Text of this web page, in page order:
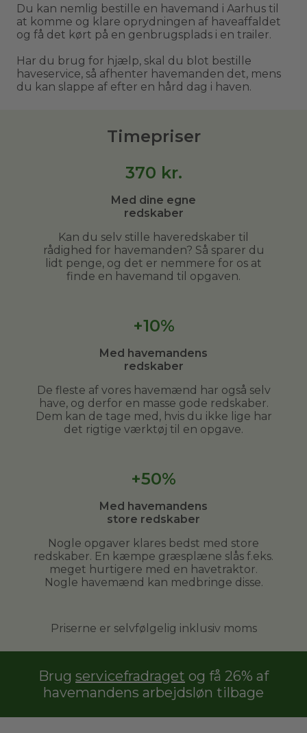
Du kan nemlig bestille en havemand i Aarhus til
at komme og klare oprydningen af haveaffaldet
og få det kørt på en genbrugsplads i en trailer.
Har du brug for hjælp, skal du blot bestille
haveservice, så afhenter havemanden det, mens
du kan slappe af efter en hård dag i haven.
Timepriser
370 kr.
Med dine egne
redskaber
Kan du selv stille haveredskaber til
rådighed for havemanden? Så sparer du
lidt penge, og det er nemmere for os at
finde en havemand til opgaven.
+10%
Med havemandens
redskaber
De fleste af vores havemænd har også selv
have, og derfor en masse gode redskaber.
Dem kan de tage med, hvis du ikke lige har
det rigtige værktøj til en opgave.
+50%
Med havemandens
store redskaber
Nogle opgaver klares bedst med store
redskaber. En kæmpe græsplæne slås f.eks.
meget hurtigere med en havetraktor.
Nogle havemænd kan medbringe disse.
Priserne er selvfølgelig inklusiv moms
Brug servicefradraget og få 26% af
havemandens arbejdsløn tilbage